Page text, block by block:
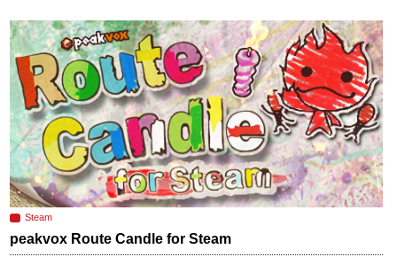
Steam
peakvox Route Candle for Steam